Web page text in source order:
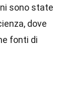
sono state
dove
fonti di